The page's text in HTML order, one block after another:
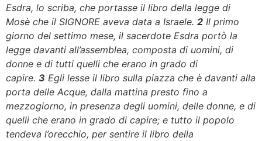
Esdra, lo scriba, che portasse il libro della legge di
Mosè che il SIGNORE aveva data a Israele. 2 Il primo
giorno del settimo mese, il sacerdote Esdra portò la
legge davanti all’assemblea, composta di uomini, di
donne e di tutti quelli che erano in grado di
capire. 3 Egli lesse il libro sulla piazza che è davanti alla
porta delle Acque, dalla mattina presto fino a
mezzogiorno, in presenza degli uomini, delle donne, e di
quelli che erano in grado di capire; e tutto il popolo
tendeva l’orecchio, per sentire il libro della